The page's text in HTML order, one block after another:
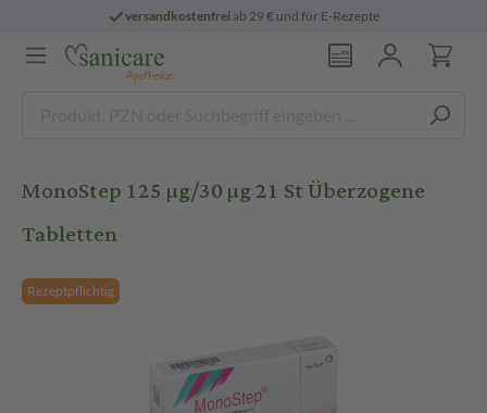
versandkostenfreiab 29 € und für E-Rezepte
MonoStep 125 µg/30 µg 21 St Überzogene
Tabletten
Rezeptpflichtig